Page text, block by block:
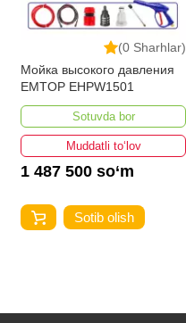
(0 Sharhlar)
Мойка высокого давления
EMTOP EHPW1501
Sotuvda bor
Muddatli to‘lov
1 487 500 so‘m
Sotib olish